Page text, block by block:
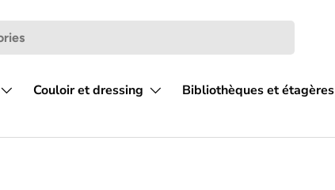
Couloir et dressing Bibliothèques et étagères